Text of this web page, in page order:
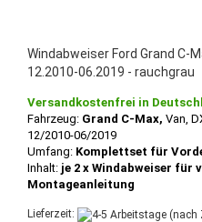
Windabweiser Ford Grand C-
12.2010-06.2019 - rauchgrau
Versandkostenfrei in
Fahrzeug: Grand C-Max, Van,
12/2010-06/2019
Umfang: Komplettset für
Inhalt: je 2 x Windabweiser für
Montageanleitung
Lieferzeit: